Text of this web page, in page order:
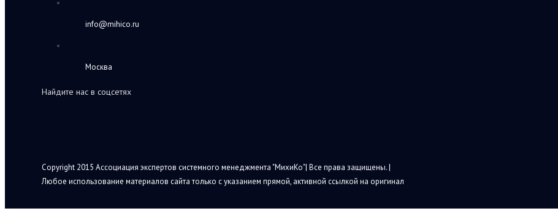
info@mihico.ru
Москва
Найдите нас в соцсетях
Copyright 2015 Ассоциация экспертов системного менеджмента "МихиКо"| Все права защищены. |
Любое использование материалов сайта только с указанием прямой, активной ссылкой на оригинал